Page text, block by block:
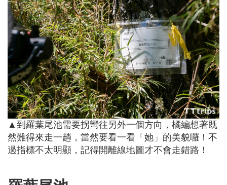
▲到羅葉尾池需要拐彎往另外一個方向，橘編想著既
然難得來走一趟，當然要看一看「她」的美貌囉！不
過指標不太明顯，記得開離線地圖才不會走錯路！